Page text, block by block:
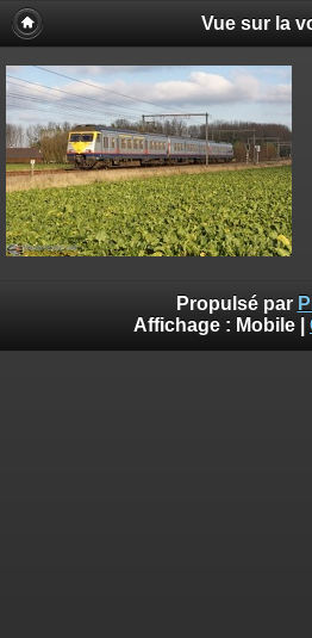
Vue sur la
Propulsé par
Affichage : Mobile